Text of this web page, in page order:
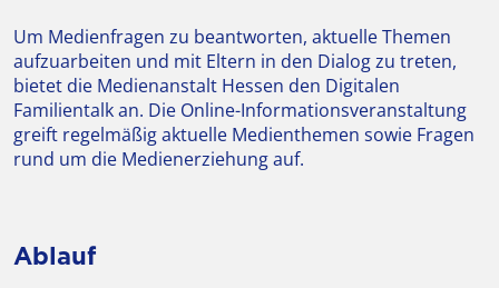
Um Medienfragen zu beantworten, aktuelle Themen
aufzuarbeiten und mit Eltern in den Dialog zu treten,
bietet die Medienanstalt Hessen den Digitalen
Familientalk an. Die Online-Informationsveranstaltung
greift regelmäßig aktuelle Medienthemen sowie Fragen
rund um die Medienerziehung auf.
Ablauf